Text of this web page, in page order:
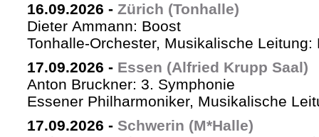
16.09.2026 - Zürich (Tonhalle)
Dieter Ammann: Boost
Tonhalle-Orchester, Musikalische Leitung:
17.09.2026 - Essen (Alfried Krupp Saal)
Anton Bruckner: 3. Symphonie
Essener Philharmoniker, Musikalische
17.09.2026 - Schwerin (M*Halle)